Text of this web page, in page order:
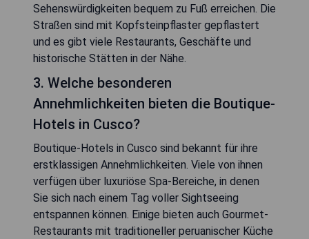
Sehenswürdigkeiten bequem zu Fuß erreichen. Die
Straßen sind mit Kopfsteinpflaster gepflastert
und es gibt viele Restaurants, Geschäfte und
historische Stätten in der Nähe.
3. Welche besonderen
Annehmlichkeiten bieten die Boutique-
Hotels in Cusco?
Boutique-Hotels in Cusco sind bekannt für ihre
erstklassigen Annehmlichkeiten. Viele von ihnen
verfügen über luxuriöse Spa-Bereiche, in denen
Sie sich nach einem Tag voller Sightseeing
entspannen können. Einige bieten auch Gourmet-
Restaurants mit traditioneller peruanischer Küche